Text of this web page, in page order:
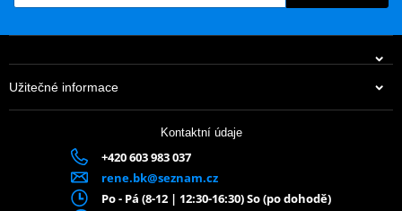
Užitečné informace
Kontaktní údaje
+420 603 983 037
rene.bk@seznam.cz
Po - Pá (8-12 | 12:30-16:30) So (po dohodě)